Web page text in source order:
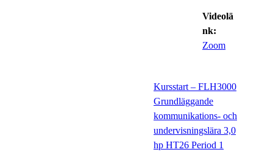
Videolä
nk:
Zoom
Kursstart – FLH3000
Grundläggande
kommunikations- och
undervisningslära 3,0
hp HT26 Period 1